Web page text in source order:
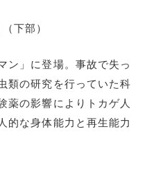
下部）
ン」に登場。事故で失っ
類の研究を行っていた科
薬の影響によりトカゲ人
的な身体能力と再生能力